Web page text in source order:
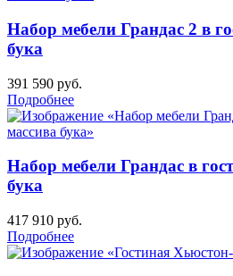
Набор мебели Грандас 2 в
бука
391 590 руб.
Подробнее
Набор мебели Грандас в
бука
417 910 руб.
Подробнее